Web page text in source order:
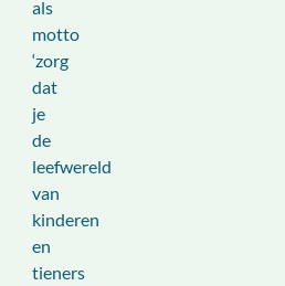
als
motto
‘zorg
dat
je
de
leefwereld
van
kinderen
en
tieners